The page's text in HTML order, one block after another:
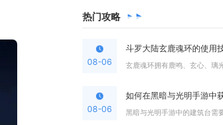
热门攻略
08-06
斗罗大陆玄鹿魂环的使用
08-06
如何在黑暗与光明手游中